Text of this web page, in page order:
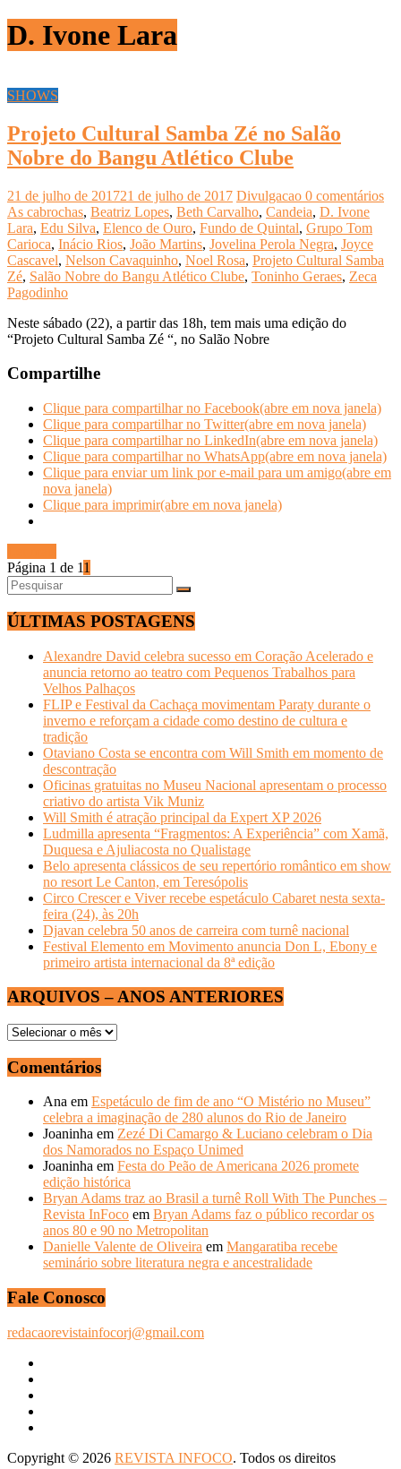
D. Ivone Lara
SHOWS
Projeto Cultural Samba Zé no Salão
Nobre do Bangu Atlético Clube
21 de julho de 201721 de julho de 2017 Divulgacao 0 comentários
As cabrochas, Beatriz Lopes, Beth Carvalho, Candeia, D. Ivone
Lara, Edu Silva, Elenco de Ouro, Fundo de Quintal, Grupo Tom
Carioca, Inácio Rios, João Martins, Jovelina Perola Negra, Joyce
Cascavel, Nelson Cavaquinho, Noel Rosa, Projeto Cultural Samba
Zé, Salão Nobre do Bangu Atlético Clube, Toninho Geraes, Zeca
Pagodinho
Neste sábado (22), a partir das 18h, tem mais uma edição do
“Projeto Cultural Samba Zé “, no Salão Nobre
Compartilhe
Clique para compartilhar no Facebook(abre em nova janela)
Clique para compartilhar no Twitter(abre em nova janela)
Clique para compartilhar no LinkedIn(abre em nova janela)
Clique para compartilhar no WhatsApp(abre em nova janela)
Clique para enviar um link por e-mail para um amigo(abre em
nova janela)
Clique para imprimir(abre em nova janela)
Página 1 de 11
ÚLTIMAS POSTAGENS
Alexandre David celebra sucesso em Coração Acelerado e
anuncia retorno ao teatro com Pequenos Trabalhos para
Velhos Palhaços
FLIP e Festival da Cachaça movimentam Paraty durante o
inverno e reforçam a cidade como destino de cultura e
tradição
Otaviano Costa se encontra com Will Smith em momento de
descontração
Oficinas gratuitas no Museu Nacional apresentam o processo
criativo do artista Vik Muniz
Will Smith é atração principal da Expert XP 2026
Ludmilla apresenta “Fragmentos: A Experiência” com Xamã,
Duquesa e Ajuliacosta no Qualistage
Belo apresenta clássicos de seu repertório romântico em show
no resort Le Canton, em Teresópolis
Circo Crescer e Viver recebe espetáculo Cabaret nesta sexta-
feira (24), às 20h
Djavan celebra 50 anos de carreira com turnê nacional
Festival Elemento em Movimento anuncia Don L, Ebony e
primeiro artista internacional da 8ª edição
ARQUIVOS – ANOS ANTERIORES
ARQUIVOS
ANOS
ANTERIORES
Comentários
Ana em Espetáculo de fim de ano “O Mistério no Museu”
celebra a imaginação de 280 alunos do Rio de Janeiro
Joaninha em Zezé Di Camargo & Luciano celebram o Dia
dos Namorados no Espaço Unimed
Joaninha em Festa do Peão de Americana 2026 promete
edição histórica
Bryan Adams traz ao Brasil a turnê Roll With The Punches –
Revista InFoco em Bryan Adams faz o público recordar os
anos 80 e 90 no Metropolitan
Danielle Valente de Oliveira em Mangaratiba recebe
seminário sobre literatura negra e ancestralidade
Fale Conosco
redacaorevistainfocorj@gmail.com
Copyright © 2026 REVISTA INFOCO. Todos os direitos